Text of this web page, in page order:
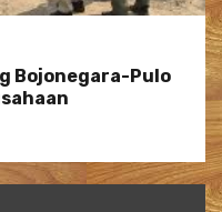
Bojonegara-Pulo